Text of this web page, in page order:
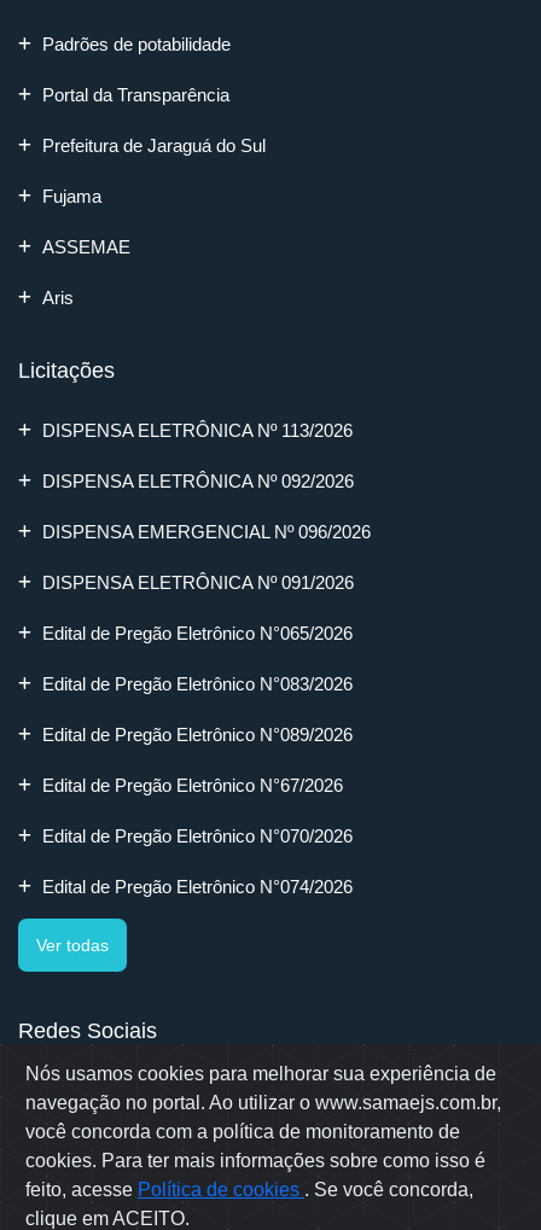
Nós usamos cookies para melhorar sua experiência de
navegação no portal. Ao utilizar o www.samaejs.com.br,
você concorda com a política de monitoramento de
cookies. Para ter mais informações sobre como isso é
feito, acesse Política de cookies . Se você concorda,
clique em ACEITO.
Padrões de potabilidade
Portal da Transparência
Prefeitura de Jaraguá do Sul
Fujama
ASSEMAE
Aris
Licitações
DISPENSA ELETRÔNICA Nº 113/2026
DISPENSA ELETRÔNICA Nº 092/2026
DISPENSA EMERGENCIAL Nº 096/2026
DISPENSA ELETRÔNICA Nº 091/2026
Edital de Pregão Eletrônico N°065/2026
Edital de Pregão Eletrônico N°083/2026
Edital de Pregão Eletrônico N°089/2026
Edital de Pregão Eletrônico N°67/2026
Edital de Pregão Eletrônico N°070/2026
Edital de Pregão Eletrônico N°074/2026
Ver todas
Redes Sociais
Rua Erwino Menegotti, 478 - Bairro Água Verde - Jaraguá do Sul
- SC
Samae © 2022 - Todos os direitos reservados